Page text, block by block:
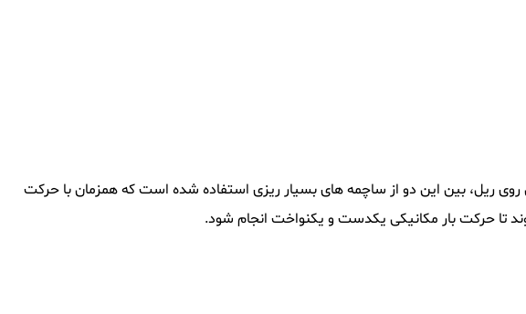
روی ریل، بین این دو از ساچمه های بسیار ریزی استفاده شده است که همزمان با حرکت
تا حرکت بار مکانیکی یکدست و یکنواخت انجام شود.